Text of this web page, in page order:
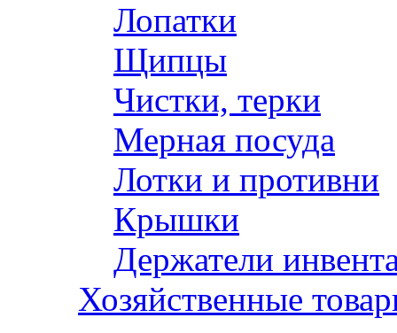
Лопатки
Щипцы
Чистки, терки
Мерная посуда
Лотки и противни
Крышки
Держатели
Хозяйственные